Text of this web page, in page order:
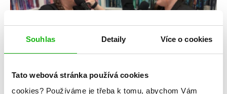
Souhlas Detaily Více o cookies
Tato webová stránka používá cookies
cookies? Používáme je třeba k tomu, abychom Vám
#humbookpodcast #hungergames